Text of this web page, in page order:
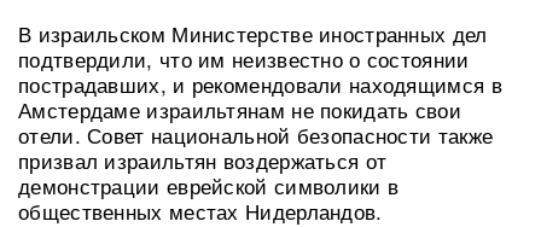
В израильском Министерстве иностранных дел
подтвердили, что им неизвестно о состоянии
пострадавших, и рекомендовали находящимся в
Амстердаме израильтянам не покидать свои
отели. Совет национальной безопасности также
призвал израильтян воздержаться от
демонстрации еврейской символики в
общественных местах Нидерландов.